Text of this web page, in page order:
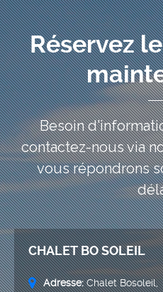
Réservez
Besoin
contactez-nous via
vous répondrons
CHALET BO SOLEIL
Adresse:Chalet Bosoleil,